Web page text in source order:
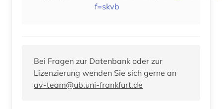
f=skvb
Bei Fragen zur Datenbank oder zur
Lizenzierung wenden Sie sich gerne an
av-team@ub.uni-frankfurt.de